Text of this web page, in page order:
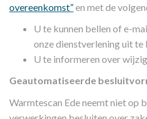
overeenkomst”en met de
U te kunnen bellen of e-
onze dienstverlening uit te
U te informeren over
Geautomatiseerde
Warmtescan Ede neemt niet op